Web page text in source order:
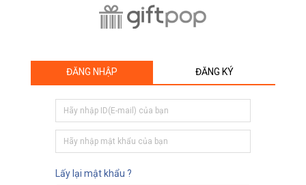
ĐĂNG NHẬP ĐĂNG KÝ
Lấy lại mật khẩu ?